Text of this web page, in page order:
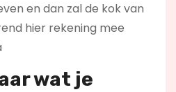
en dan zal de kok van
hier rekening mee
wat je